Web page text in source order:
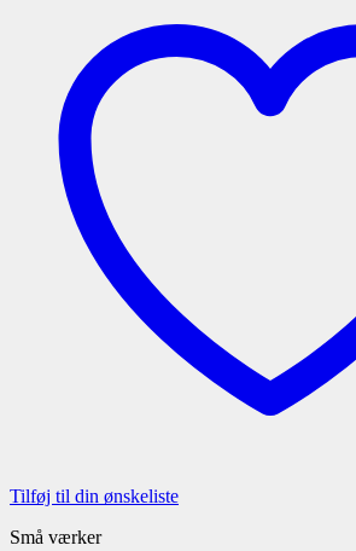
Tilføj til din ønskeliste
Små værker